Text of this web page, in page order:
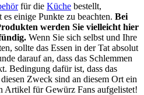
für die Küche bestellt,
einige Punkte zu beachten. Bei
werden Sie vielleicht hier
Wenn Sie sich selbst und Ihre
sollte das Essen in der Tat absolut
darauf an, dass das Schlemmen
Bedingung dafür ist, dass das
Zweck sind an diesem Ort ein
Artikel für Gewürz Fans aufgelistet!